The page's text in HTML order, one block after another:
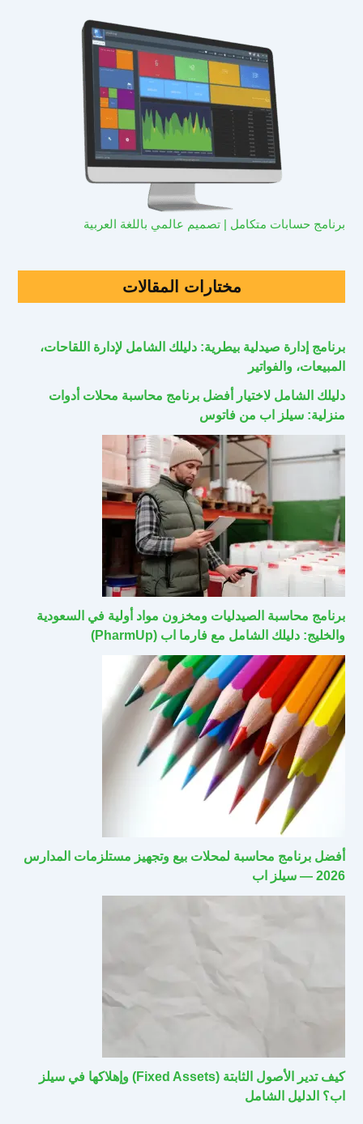
برنامج حسابات متكامل | تصميم عالمي باللغة العربية
مختارات المقالات
برنامج إدارة صيدلية بيطرية: دليلك الشامل لإدارة اللقاحات،
المبيعات، والفواتير
دليلك الشامل لاختيار أفضل برنامج محاسبة محلات أدوات
منزلية: سيلز اب من فاتوس
برنامج محاسبة الصيدليات ومخزون مواد أولية في السعودية
والخليج: دليلك الشامل مع فارما اب (PharmUp)
أفضل برنامج محاسبة لمحلات بيع وتجهيز مستلزمات المدارس
2026 — سيلز اب
كيف تدير الأصول الثابتة (Fixed Assets) وإهلاكها في سيلز
اب؟ الدليل الشامل